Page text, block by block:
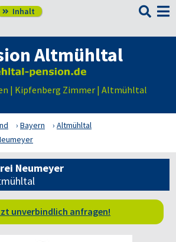
 Inhalt 
Altmühltal
| Kipfenberg Zimmer | Altmühltal
Bayern
Altmühltal
Neumeyer
unverbindlich anfragen!